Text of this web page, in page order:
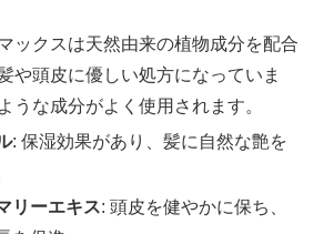
ックスは天然由来の植物成分を配合
や頭皮に優しい処方になっていま
うな成分がよく使用されます。
: 保湿効果があり、髪に自然な艶を
リーエキス: 頭皮を健やかに保ち、